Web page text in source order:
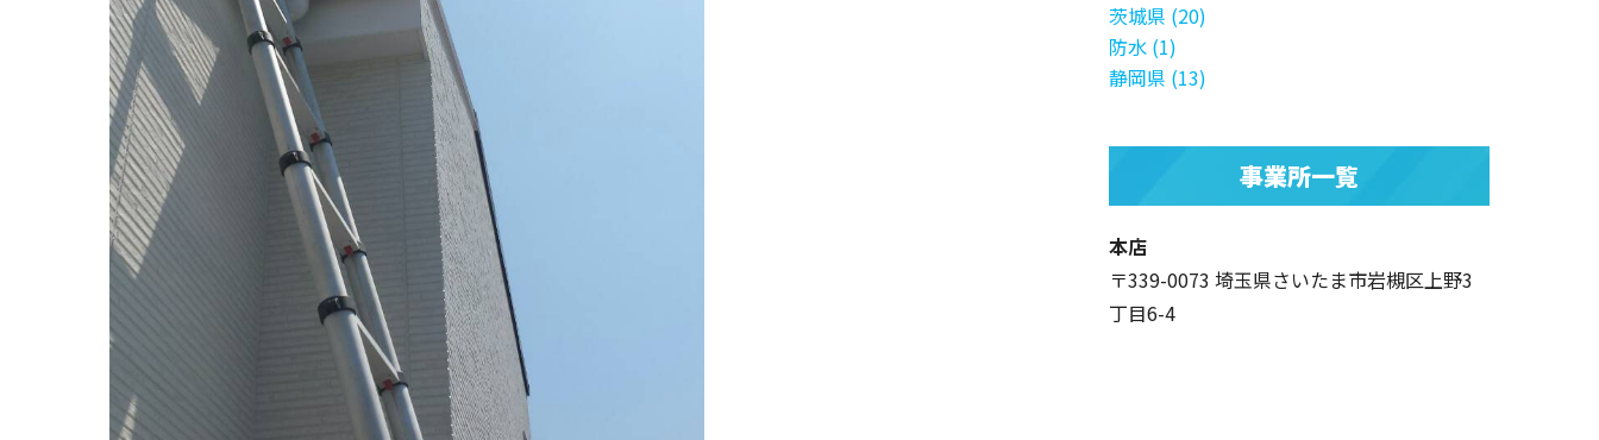
茨城県 (20)
防水 (1)
静岡県 (13)
事業所一覧
本店
〒339-0073 埼玉県さいたま市岩槻区上野3
丁目6-4